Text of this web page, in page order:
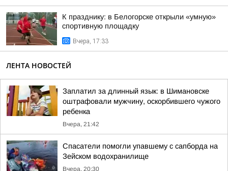
К празднику: в Белогорске открыли «умную»
спортивную площадку
Вчера, 17:33
ЛЕНТА НОВОСТЕЙ
Заплатил за длинный язык: в Шимановске
оштрафовали мужчину, оскорбившего чужого
ребенка
Вчера, 21:42
Спасатели помогли упавшему с сапборда на
Зейском водохранилище
Вчера, 20:30